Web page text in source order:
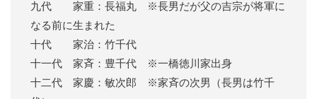
九代 家重：長福丸 ※長男だが父の吉宗が将軍に
なる前に生まれた
十代 家治：竹千代
十一代 家斉：豊千代 ※一橋徳川家出身
十二代 家慶：敏次郎 ※家斉の次男（長男は竹千